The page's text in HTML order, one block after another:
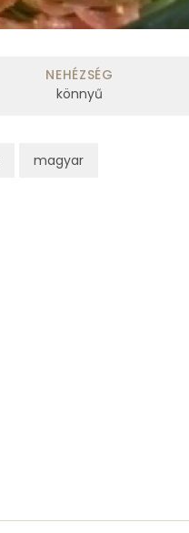
NEHÉZSÉG
könnyű
magyar